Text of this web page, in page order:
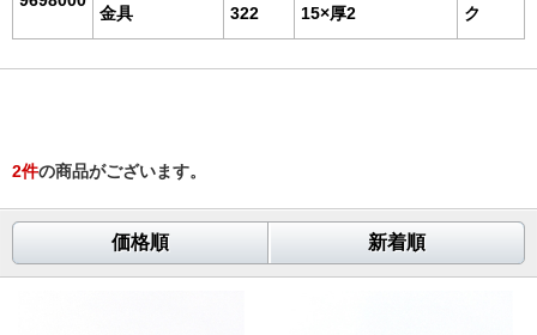
金具
322
15×厚2
ク
2件の商品がございます。
価格順 新着順